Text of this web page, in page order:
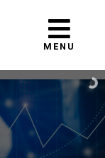
MENU